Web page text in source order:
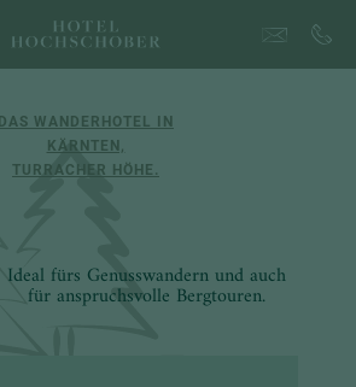
DAS WANDERHOTEL IN
KÄRNTEN,
TURRACHER HÖHE.
Ideal fürs Genusswandern und auch
für anspruchsvolle Bergtouren.